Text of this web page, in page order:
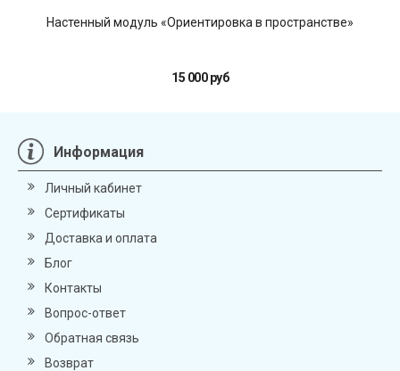
Настенный модуль «Ориентировка в пространстве»
15 000 руб
Информация
Личный кабинет
Сертификаты
Доставка и оплата
Блог
Контакты
Вопрос-ответ
Обратная связь
Возврат